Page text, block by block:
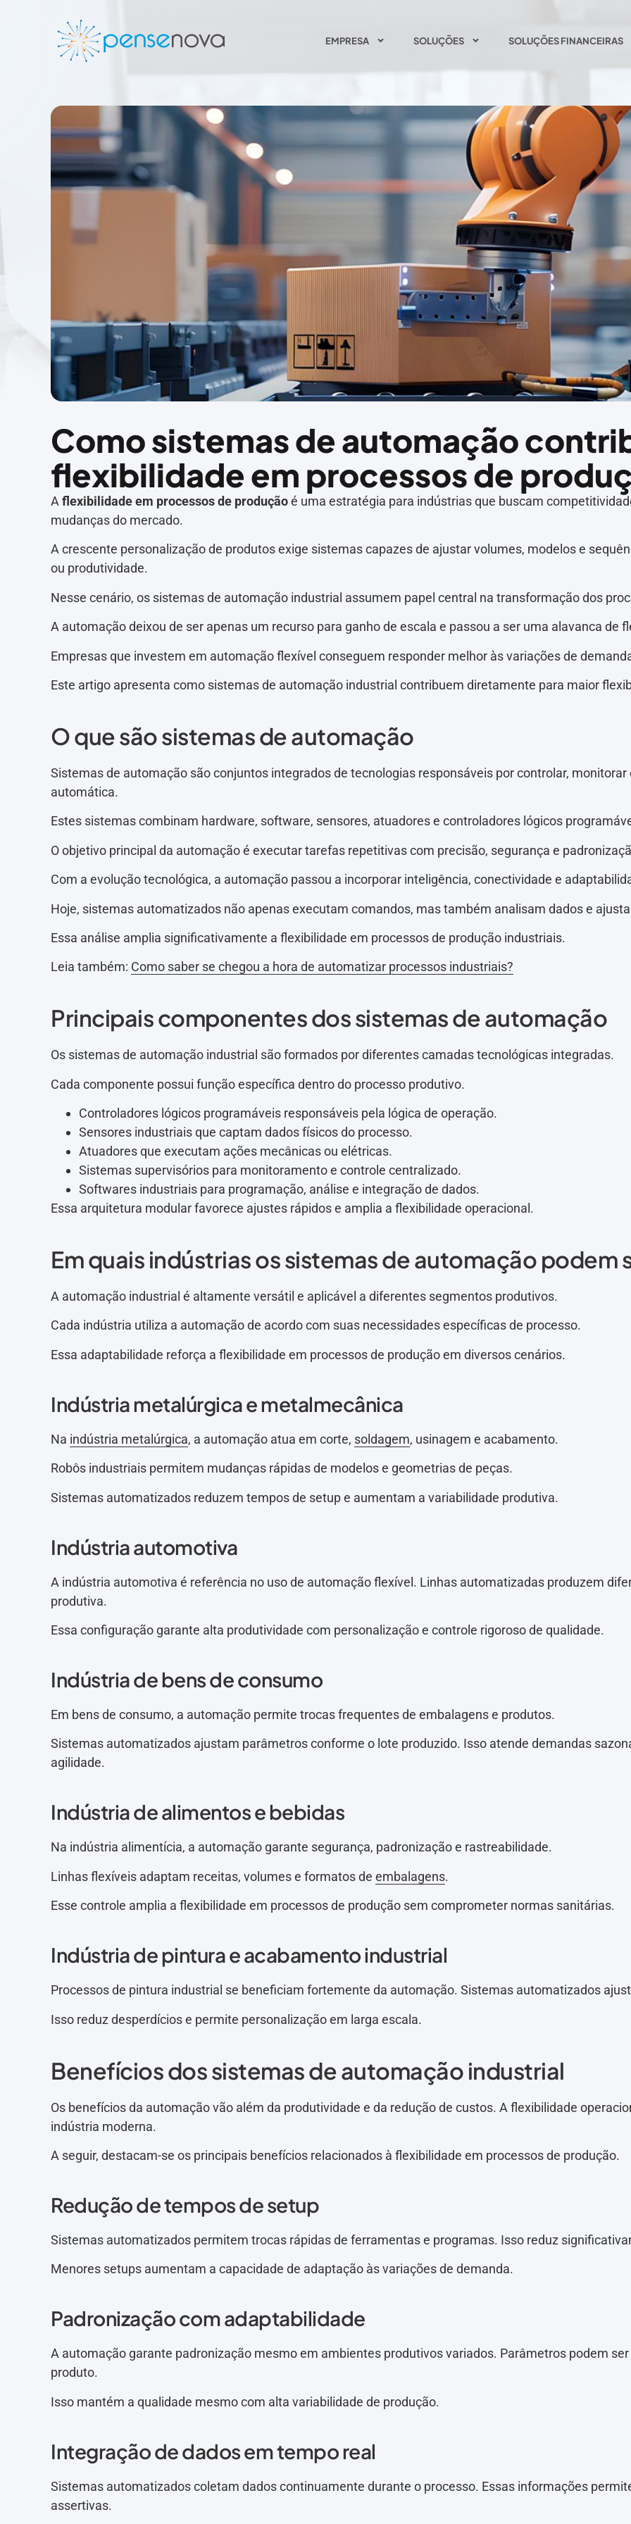
EMPRESA SOLUÇÕES SOLUÇÕES FINANCEIRAS
Como sistemas de automação
flexibilidade em processos de
A flexibilidade em processos de produçãoé uma estratégia para indústrias que buscam
mudanças do mercado.
A crescente personalização de produtos exige sistemas capazes de ajustar volumes, modelos e
ou produtividade.
Nesse cenário, os sistemas de automação industrial assumem papel central na transformação dos
A automação deixou de ser apenas um recurso para ganho de escala e passou a ser uma alavanca de
Empresas que investem em automação flexível conseguem responder melhor às variações de
Este artigo apresenta como sistemas de automação industrial contribuem diretamente para maior
O que são sistemas de automação
Sistemas de automação são conjuntos integrados de tecnologias responsáveis por controlar,
automática.
Estes sistemas combinam hardware, software, sensores, atuadores e controladores lógicos
O objetivo principal da automação é executar tarefas repetitivas com precisão, segurança e
Com a evolução tecnológica, a automação passou a incorporar inteligência, conectividade e
Hoje, sistemas automatizados não apenas executam comandos, mas também analisam dados e
Essa análise amplia significativamente a flexibilidade em processos de produção industriais.
Leia também: Como saber se chegou a hora de automatizar processos industriais?
Principais componentes dos sistemas de automação
Os sistemas de automação industrial são formados por diferentes camadas tecnológicas integradas.
Cada componente possui função específica dentro do processo produtivo.
Controladores lógicos programáveis responsáveis pela lógica de operação.
Sensores industriais que captam dados físicos do processo.
Atuadores que executam ações mecânicas ou elétricas.
Sistemas supervisórios para monitoramento e controle centralizado.
Softwares industriais para programação, análise e integração de dados.
Essa arquitetura modular favorece ajustes rápidos e amplia a flexibilidade operacional.
Em quais indústrias os sistemas de automação podem
A automação industrial é altamente versátil e aplicável a diferentes segmentos produtivos.
Cada indústria utiliza a automação de acordo com suas necessidades específicas de processo.
Essa adaptabilidade reforça a flexibilidade em processos de produção em diversos cenários.
Indústria metalúrgica e metalmecânica
Na indústria metalúrgica, a automação atua em corte, soldagem, usinagem e acabamento.
Robôs industriais permitem mudanças rápidas de modelos e geometrias de peças.
Sistemas automatizados reduzem tempos de setup e aumentam a variabilidade produtiva.
Indústria automotiva
A indústria automotiva é referência no uso de automação flexível. Linhas automatizadas produzem
produtiva.
Essa configuração garante alta produtividade com personalização e controle rigoroso de qualidade.
Indústria de bens de consumo
Em bens de consumo, a automação permite trocas frequentes de embalagens e produtos.
Sistemas automatizados ajustam parâmetros conforme o lote produzido. Isso atende demandas
agilidade.
Indústria de alimentos e bebidas
Na indústria alimentícia, a automação garante segurança, padronização e rastreabilidade.
Linhas flexíveis adaptam receitas, volumes e formatos de embalagens.
Esse controle amplia a flexibilidade em processos de produção sem comprometer normas sanitárias.
Indústria de pintura e acabamento industrial
Processos de pintura industrial se beneficiam fortemente da automação. Sistemas automatizados
Isso reduz desperdícios e permite personalização em larga escala.
Benefícios dos sistemas de automação industrial
Os benefícios da automação vão além da produtividade e da redução de custos. A flexibilidade
indústria moderna.
A seguir, destacam-se os principais benefícios relacionados à flexibilidade em processos de produção.
Redução de tempos de setup
Sistemas automatizados permitem trocas rápidas de ferramentas e programas. Isso reduz
Menores setups aumentam a capacidade de adaptação às variações de demanda.
Padronização com adaptabilidade
A automação garante padronização mesmo em ambientes produtivos variados. Parâmetros podem
produto.
Isso mantém a qualidade mesmo com alta variabilidade de produção.
Integração de dados em tempo real
Sistemas automatizados coletam dados continuamente durante o processo. Essas informações
assertivas.